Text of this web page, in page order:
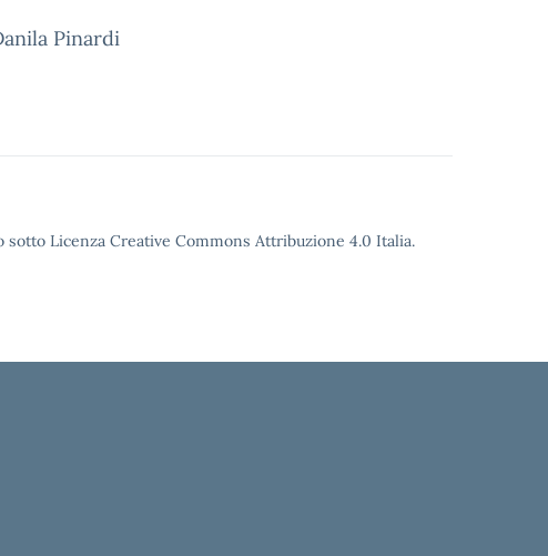
Pinardi
Licenza Creative Commons Attribuzione 4.0 Italia.